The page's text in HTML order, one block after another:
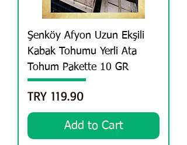
Şenköy Afyon Uzun Ekşili
Kabak Tohumu Yerli Ata
Tohum Pakette 10 GR
Price
TRY 119.90
Add to Cart